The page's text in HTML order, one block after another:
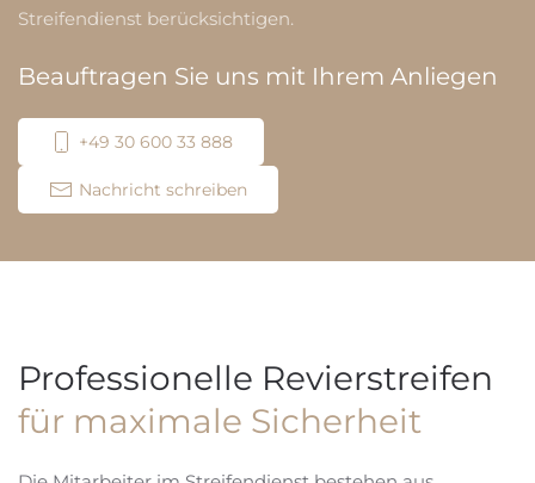
Streifendienst berücksichtigen.
Beauftragen Sie uns mit Ihrem Anliegen
+49 30 600 33 888
Nachricht schreiben
Professionelle Revierstreifen
für maximale Sicherheit